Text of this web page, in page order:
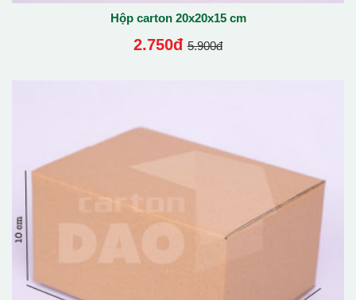
Hộp carton 20x20x15 cm
2.750đ 5.900đ